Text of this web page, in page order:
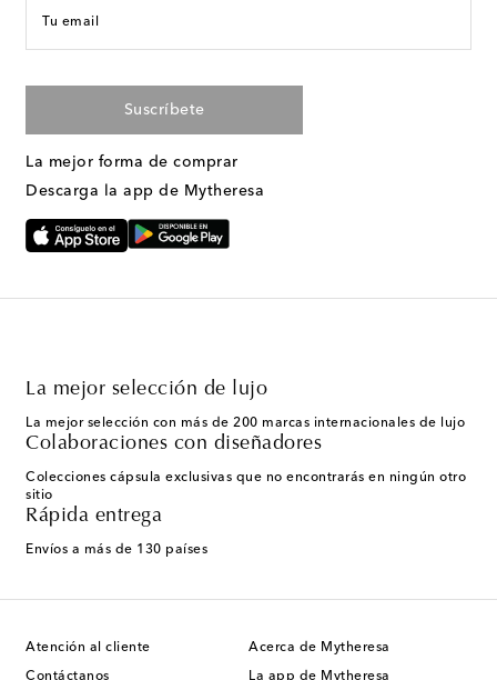
Tu email
Suscríbete
La mejor forma de comprar
Descarga la app de Mytheresa
La mejor selección de lujo
La mejor selección con más de 200 marcas internacionales de lujo
Colaboraciones con diseñadores
Colecciones cápsula exclusivas que no encontrarás en ningún otro
sitio
Rápida entrega
Envíos a más de 130 países
Atención al cliente
Contáctanos
Acerca de Mytheresa
La app de Mytheresa